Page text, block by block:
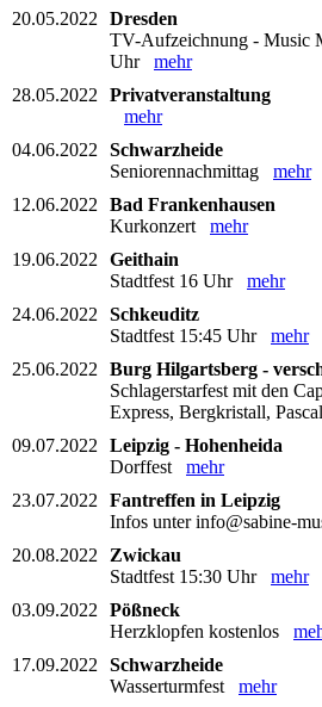
20.05.2022
Dresden
TV-Aufzeichnung - Music
Uhr mehr
28.05.2022
Privatveranstaltung
mehr
04.06.2022
Schwarzheide
Seniorennachmittag mehr
12.06.2022
Bad Frankenhausen
Kurkonzert mehr
19.06.2022
Geithain
Stadtfest 16 Uhr mehr
24.06.2022
Schkeuditz
Stadtfest 15:45 Uhr mehr
25.06.2022
Burg Hilgartsberg -
Schlagerstarfest mit den
Express, Bergkristall,
09.07.2022
Leipzig - Hohenheida
Dorffest mehr
23.07.2022
Fantreffen in Leipzig
Infos unter info@sabine-
20.08.2022
Zwickau
Stadtfest 15:30 Uhr mehr
03.09.2022
Pößneck
Herzklopfen kostenlos
17.09.2022
Schwarzheide
Wasserturmfest mehr